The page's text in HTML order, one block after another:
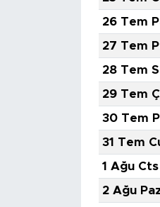
26 Tem
27 Tem
28 Tem
29 Tem
30 Tem
31 Tem
1 Ağu Cts
2 Ağu